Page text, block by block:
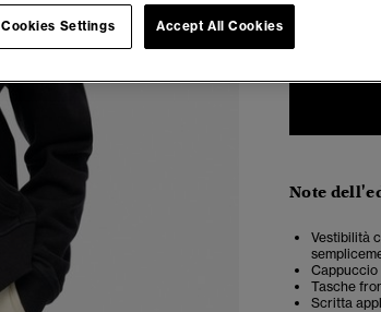
Note
Vestibilità
Cappuccio
Tasche
Scritta
Cookies Settings Accept All Cookies